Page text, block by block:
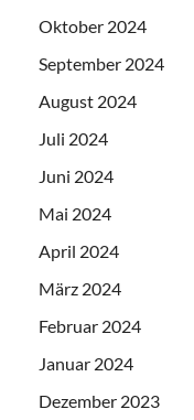
Oktober 2024
September 2024
August 2024
Juli 2024
Juni 2024
Mai 2024
April 2024
März 2024
Februar 2024
Januar 2024
Dezember 2023